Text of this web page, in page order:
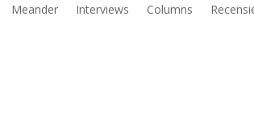
Meander Interviews Columns